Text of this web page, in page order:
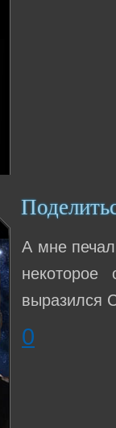
А мне
некоторое
выразился
0